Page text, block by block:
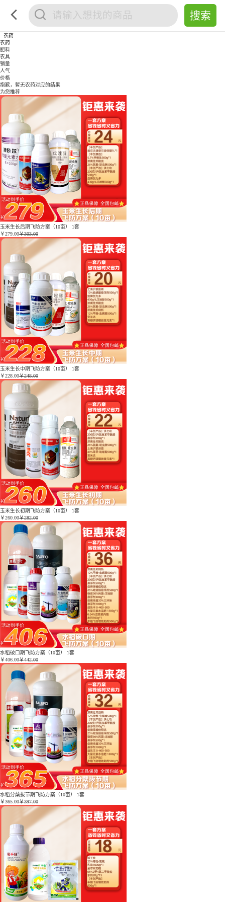
农药
农药
肥料
农具
销量
人气
价格
抱歉，暂无农药对应的结果
为您推荐
玉米生长后期飞防方案（10亩） 1套
￥279.00￥303.00
玉米生长中期飞防方案（10亩） 1套
￥228.00￥248.00
玉米生长初期飞防方案（10亩） 1套
￥260.00￥282.00
水稻破口期飞防方案（10亩） 1套
￥406.00￥442.00
水稻分蘖拔节期飞防方案（10亩） 1套
￥365.00￥397.00